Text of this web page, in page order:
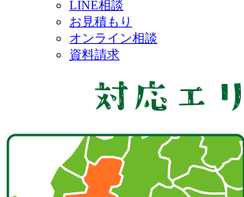
LINE相談
お見積もり
オンライン相談
資料請求